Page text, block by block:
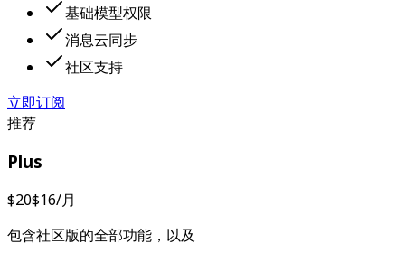
基础模型权限
消息云同步
社区支持
立即订阅
推荐
Plus
$20$16/月
包含社区版的全部功能，以及